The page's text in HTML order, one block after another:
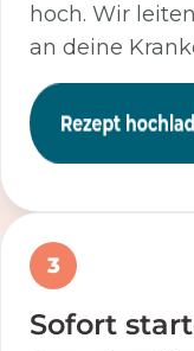
hoch. Wir
an deine
3
Sofort